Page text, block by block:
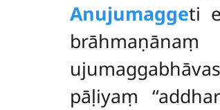
Anujumaggeti
pāḷiyaṃ